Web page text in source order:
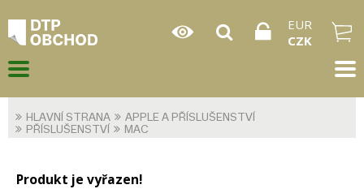
EUR
CZK
HLAVNÍ STRANA
APPLE A PŘÍSLUŠENSTVÍ
PŘÍSLUŠENSTVÍ
MAC
Produkt je vyřazen!